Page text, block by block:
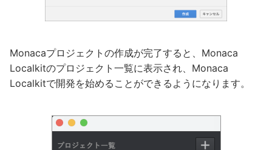
Monacaプロジェクトの作成が完了すると、Monaca
Localkitのプロジェクト一覧に表示され、Monaca
Localkitで開発を始めることができるようになります。